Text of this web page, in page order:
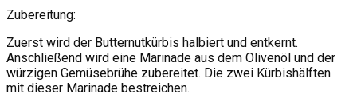
Zubereitung:
Zuerst wird der Butternutkürbis halbiert und entkernt.
Anschließend wird eine Marinade aus dem Olivenöl und der
würzigen Gemüsebrühe zubereitet. Die zwei Kürbishälften
mit dieser Marinade bestreichen.